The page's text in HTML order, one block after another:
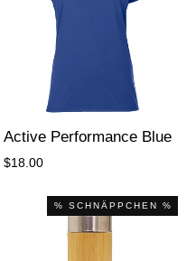
Active Performance Blue
$18.00
% SCHNÄPPCHEN %